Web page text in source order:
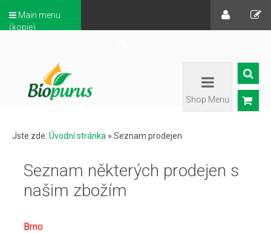
Main menu
(kopie)
Shop Menu
Jste zde: Úvodní stránka » Seznam prodejen
Seznam některých prodejen s
našim zbožím
Brno